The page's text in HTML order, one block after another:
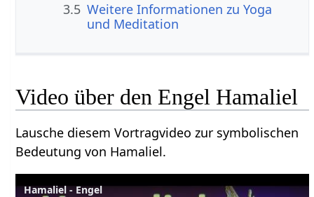
3.5 Weitere Informationen zu Yoga
und Meditation
Video über den Engel Hamaliel
Lausche diesem Vortragvideo zur symbolischen
Bedeutung von Hamaliel.
Hamaliel - Engel